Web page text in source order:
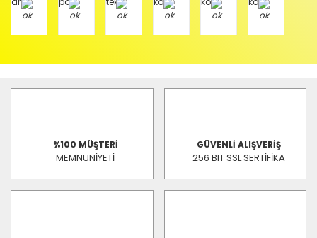
%100 MÜŞTERİ
MEMNUNİYETİ
GÜVENLİ ALIŞVERİŞ
256 BIT SSL SERTİFİKA